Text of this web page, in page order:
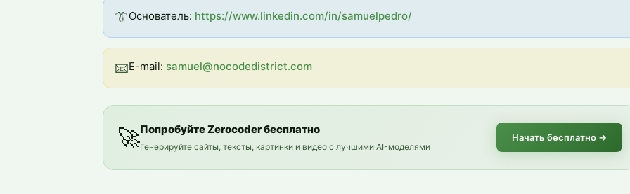
👔Основатель: https://www.linkedin.com/in/samuelpedro/
📧E-mail: samuel@nocodedistrict.com
🚀Попробуйте Zerocoder бесплатно
Генерируйте сайты, тексты, картинки и видео с лучшими AI-моделями
Начать бесплатно →